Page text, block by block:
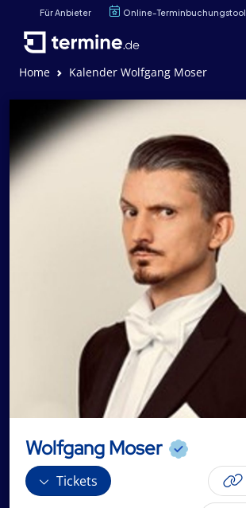
Für Anbieter Online-Terminbuchungstool
Home Kalender Wolfgang Moser
Wolfgang Moser
Tickets